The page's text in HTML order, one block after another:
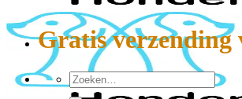
Gratis verzending
Zoeken
naar: